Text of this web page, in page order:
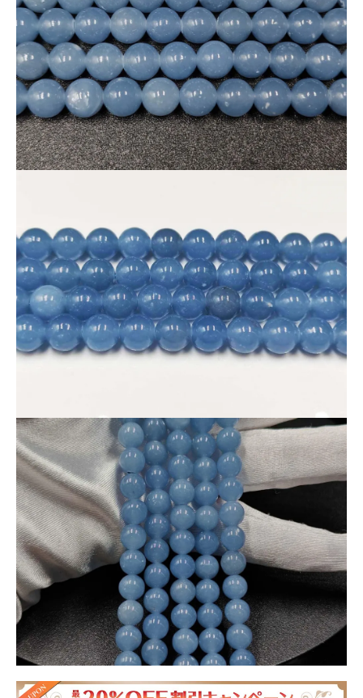
◆エンジェライトの意味
“天使の石”とも呼ばれ、優しさと癒しをもたらすとされる天然
石。人間関係を穏やかにし、ストレスを和らげるサポートにも
おすすめです。